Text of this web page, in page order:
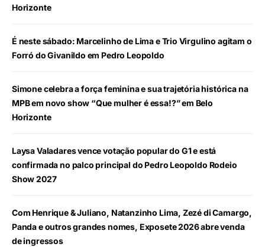
Horizonte
É neste sábado: Marcelinho de Lima e Trio Virgulino agitam o
Forró do Givanildo em Pedro Leopoldo
Simone celebra a força feminina e sua trajetória histórica na
MPB em novo show “Que mulher é essa!?” em Belo
Horizonte
Laysa Valadares vence votação popular do G1 e está
confirmada no palco principal do Pedro Leopoldo Rodeio
Show 2027
Com Henrique & Juliano, Natanzinho Lima, Zezé di Camargo,
Panda e outros grandes nomes, Exposete 2026 abre venda
de ingressos